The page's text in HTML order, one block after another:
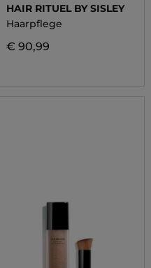
HAIR RITUEL BY SISLEY
Haarpflege
€ 90,99